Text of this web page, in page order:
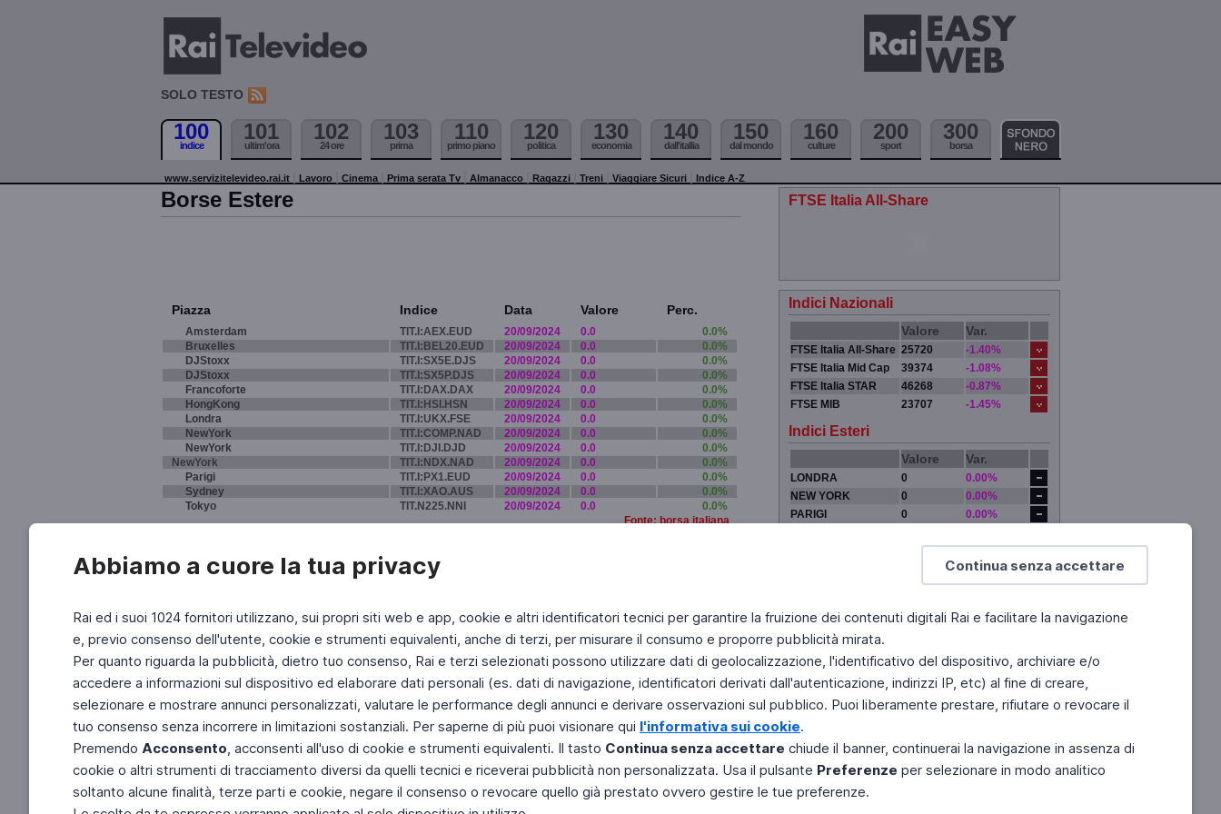
Continua senza accettare
Abbiamo a cuore la tua privacy
Rai ed i suoi 1024 fornitori utilizzano, sui propri siti web e app, cookie e altri identificatori tecnici per garantire la fruizione dei contenuti digitali Rai e facilitare la navigazione
e, previo consenso dell'utente, cookie e strumenti equivalenti, anche di terzi, per misurare il consumo e proporre pubblicità mirata.
Per quanto riguarda la pubblicità, dietro tuo consenso, Rai e terzi selezionati possono utilizzare dati di geolocalizzazione, l'identificativo del dispositivo, archiviare e/o
accedere a informazioni sul dispositivo ed elaborare dati personali (es. dati di navigazione, identificatori derivati dall'autenticazione, indirizzi IP, etc) al fine di creare,
selezionare e mostrare annunci personalizzati, valutare le performance degli annunci e derivare osservazioni sul pubblico. Puoi liberamente prestare, rifiutare o revocare il
tuo consenso senza incorrere in limitazioni sostanziali. Per saperne di più puoi visionare qui l'informativa sui cookie.
Premendo Acconsento, acconsenti all'uso di cookie e strumenti equivalenti. Il tasto Continua senza accettare chiude il banner, continuerai la navigazione in assenza di
cookie o altri strumenti di tracciamento diversi da quelli tecnici e riceverai pubblicità non personalizzata. Usa il pulsante Preferenze per selezionare in modo analitico
soltanto alcune finalità, terze parti e cookie, negare il consenso o revocare quello già prestato ovvero gestire le tue preferenze.
SOLO TESTO
100
indice
101
ultim'ora
102
24 ore
103
prima
110
primo piano
120
politica
130
economia
140
dall'itallia
150
dal mondo
160
culture
200
sport
300
borsa
www.servizitelevideo.rai.it Lavoro Cinema Prima serata Tv Almanacco Ragazzi Treni Viaggiare Sicuri Indice A-Z
Borse Estere
Piazza Indice Data Valore Perc.
Amsterdam TIT.I:AEX.EUD 20/09/2024 0.0
0.0%
Bruxelles
TIT.I:BEL20.EUD 20/09/2024 0.0
0.0%
DJStoxx
TIT.I:SX5E.DJS 20/09/2024 0.0
0.0%
DJStoxx
TIT.I:SX5P.DJS 20/09/2024 0.0
0.0%
Francoforte
TIT.I:DAX.DAX 20/09/2024 0.0
0.0%
HongKong
TIT.I:HSI.HSN 20/09/2024 0.0
0.0%
Londra
TIT.I:UKX.FSE 20/09/2024 0.0
0.0%
NewYork
TIT.I:COMP.NAD 20/09/2024 0.0
0.0%
NewYork
TIT.I:DJI.DJD 20/09/2024 0.0
0.0%
NewYork
TIT.I:NDX.NAD 20/09/2024 0.0
0.0%
Parigi
TIT.I:PX1.EUD 20/09/2024 0.0
0.0%
Sydney
TIT.I:XAO.AUS 20/09/2024 0.0
0.0%
Tokyo
TIT.N225.NNI 20/09/2024 0.0
0.0%
Fonte: borsa italiana
FTSE Italia All-Share
Indici Nazionali
Valore Var.
FTSE Italia All-Share 25720
-1.40%
FTSE Italia Mid Cap
39374
-1.08%
FTSE Italia STAR
46268
-0.87%
FTSE MIB
23707 -1.45%
Indici Esteri
Valore Var.
LONDRA 0
0.00%
NEW YORK
0
0.00%
PARIGI
0
0.00%
Fai di Televideo la tua Home Page Chi Siamo
Copyright © 2011 Rai - Tutti i diritti riservati
Engineered by RAI - Reti e Piattaforme